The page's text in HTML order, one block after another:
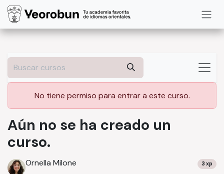
Ir al contenido
Ornella Milone 3 xp
No tiene permiso para entrar a este curso.
Aún no se ha creado un
curso.